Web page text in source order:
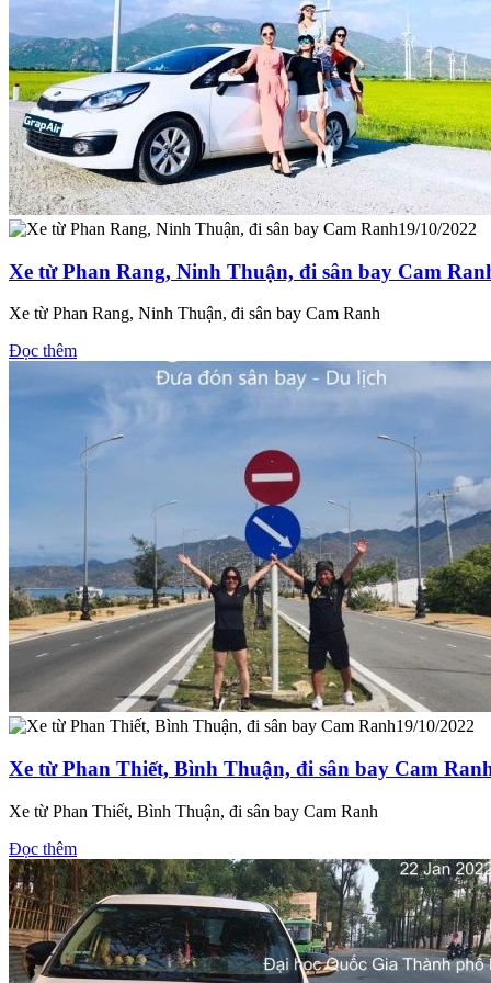
19/10/2022
Xe từ Phan Rang, Ninh Thuận, đi sân bay Cam
Xe từ Phan Rang, Ninh Thuận, đi sân bay Cam Ranh
Đọc thêm
19/10/2022
Xe từ Phan Thiết, Bình Thuận, đi sân bay Cam
Xe từ Phan Thiết, Bình Thuận, đi sân bay Cam Ranh
Đọc thêm